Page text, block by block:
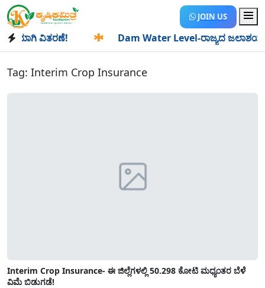
JOIN US
ವಿತರಣೆ! Dam Water Level-ರಾಜ್ಯದ ಜಲಾಶಯಗಳಿಗೆ
Tag: Interim Crop Insurance
Interim Crop Insurance- ಈ ಜಿಲ್ಲೆಗಳಲ್ಲಿ 50.298 ಕೋಟಿ ಮಧ್ಯಂತರ ಬೆಳೆ
ವಿಮೆ ಬಿಡುಗಡೆ!